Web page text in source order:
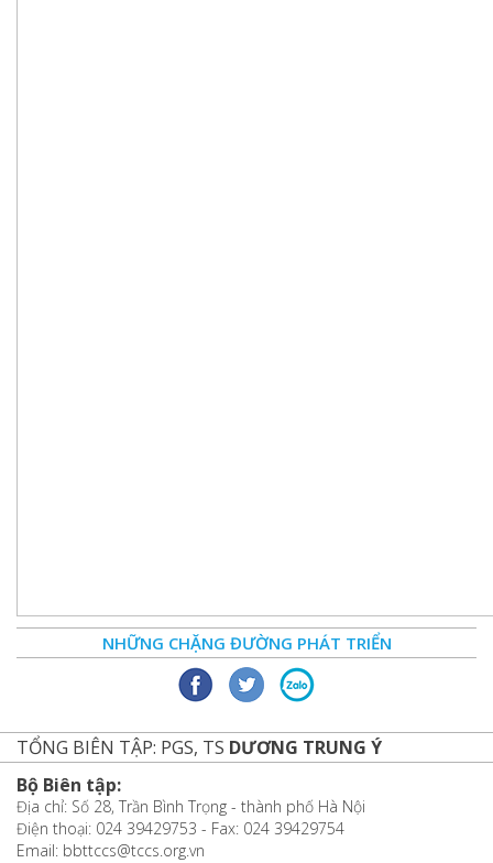
NHỮNG CHẶNG ĐƯỜNG PHÁT TRIỂN
TỔNG BIÊN TẬP: PGS, TS DƯƠNG TRUNG Ý
Bộ Biên tập:
Địa chỉ: Số 28, Trần Bình Trọng - thành phố Hà Nội
Điện thoại: 024 39429753 - Fax: 024 39429754
Email: bbttccs@tccs.org.vn